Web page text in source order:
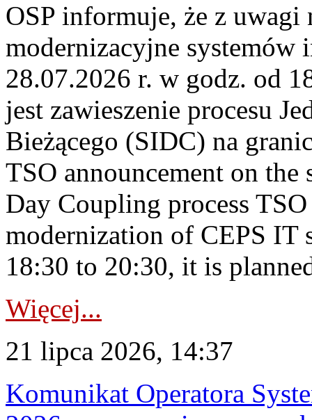
OSP informuje, że z uwagi
modernizacyjne
28.07.2026 r. w godz. od
jest zawieszenie procesu
Bieżącego (SIDC) na
TSO announcement on
Day Coupling process
modernization of CEPS IT
18:30 to 20:30, it is
Więcej...
21 lipca 2026, 14:37
Komunikat Operatora